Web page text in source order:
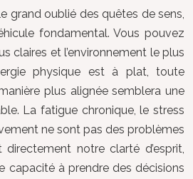
grand oublié des quêtes de sens,
fondamental. Vous pouvez
claires et l’environnement le plus
physique est à plat, toute
plus alignée semblera une
La fatigue chronique, le stress
ne sont pas des problèmes
notre clarté d’esprit,
capacité à prendre des décisions